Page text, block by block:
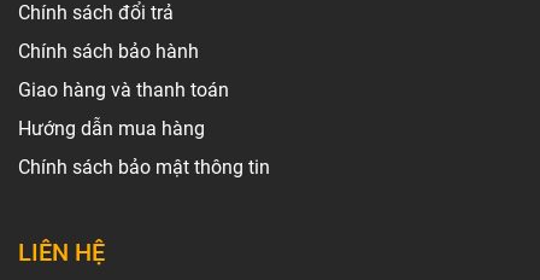
Chính sách đổi trả
Chính sách bảo hành
Giao hàng và thanh toán
Hướng dẫn mua hàng
Chính sách bảo mật thông tin
LIÊN HỆ